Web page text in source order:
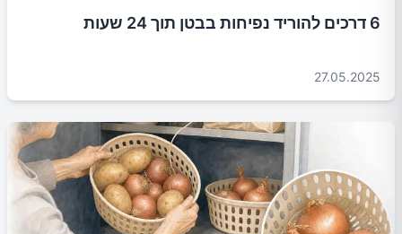
6 דרכים להוריד נפיחות בבטן תוך 24 שעות
27.05.2025